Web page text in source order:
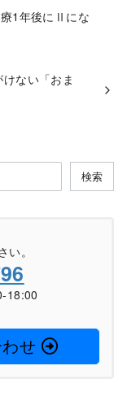
1年後にⅡにな
ない「おま
検索
。
18:00
せ